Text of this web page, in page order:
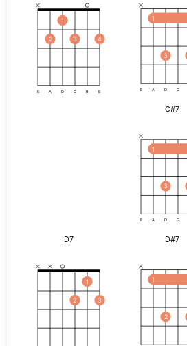
2
1
3 4
E A D G B E
1
3
E A D G
C#7
1
3
E A D G
D7
2
1
3
D#7
1
2